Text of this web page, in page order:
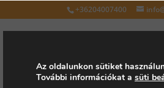
+36204007400
Az oldalunkon sütiket
További információkat a süti